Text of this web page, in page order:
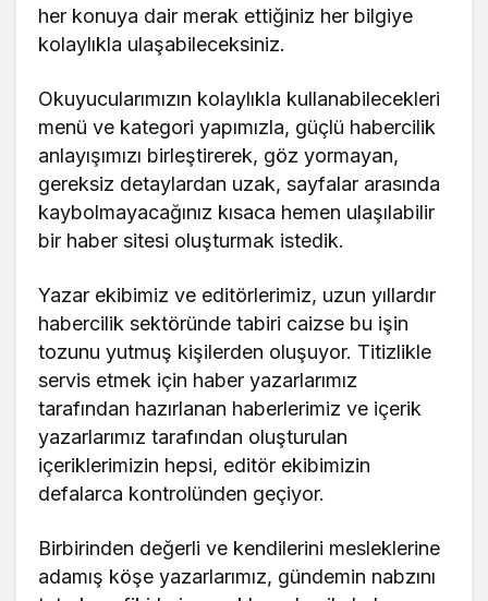
her konuya dair merak ettiğiniz her bilgiye
kolaylıkla ulaşabileceksiniz.
Okuyucularımızın kolaylıkla kullanabilecekleri
menü ve kategori yapımızla, güçlü habercilik
anlayışımızı birleştirerek, göz yormayan,
gereksiz detaylardan uzak, sayfalar arasında
kaybolmayacağınız kısaca hemen ulaşılabilir
bir haber sitesi oluşturmak istedik.
Yazar ekibimiz ve editörlerimiz, uzun yıllardır
habercilik sektöründe tabiri caizse bu işin
tozunu yutmuş kişilerden oluşuyor. Titizlikle
servis etmek için haber yazarlarımız
tarafından hazırlanan haberlerimiz ve içerik
yazarlarımız tarafından oluşturulan
içeriklerimizin hepsi, editör ekibimizin
defalarca kontrolünden geçiyor.
Birbirinden değerli ve kendilerini mesleklerine
adamış köşe yazarlarımız, gündemin nabzını